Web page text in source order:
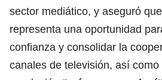
sector mediático, y aseguró
representa una oportunidad
confianza y consolidar la
canales de televisión, así